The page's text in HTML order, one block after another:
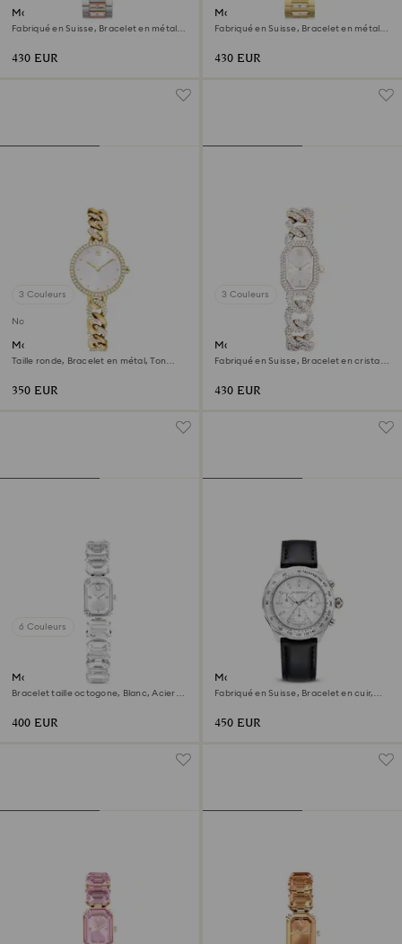
Montre Matrix date
Fabriqué en Suisse, Bracelet en métal,
430 EUR
Montre Matrix date
Fabriqué en Suisse, Bracelet en métal,
430 EUR
3 Couleurs
Nouveau
Montre Cocktail round
Taille ronde, Bracelet en métal, Ton
350 EUR
3 Couleurs
Montre Dextera chain
Fabriqué en Suisse, Bracelet en cristal,
430 EUR
6 Couleurs
Montre
Bracelet taille octogone, Blanc, Acier
400 EUR
Montre Dextera tachymetre
Fabriqué en Suisse, Bracelet en cuir,
450 EUR